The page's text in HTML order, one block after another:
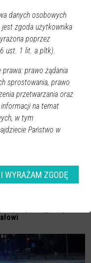
danych osobowych
zgoda użytkownika
poprzez
ust. 1 lit. a pltk).
prawa: prawo żądania
sprostowania, prawo
przetwarzania oraz
na temat
w tym
Państwo w
WYRAŻAM ZGODĘ